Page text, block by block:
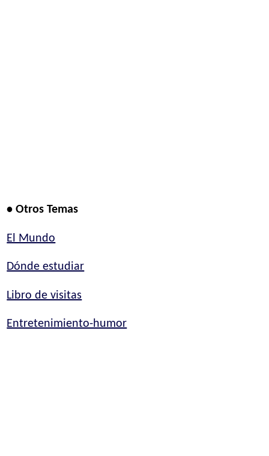
• Otros Temas
El Mundo
Dónde estudiar
Libro de visitas
Entretenimiento-humor